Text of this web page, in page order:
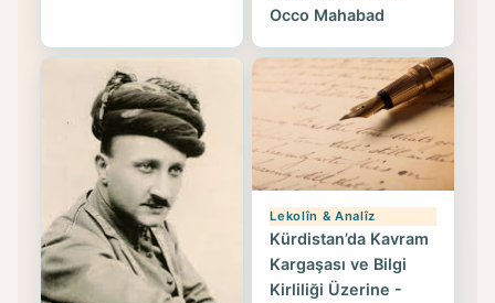
Occo Mahabad
Lekolîn & Analîz
Kürdistan’da Kavram
Kargaşası ve Bilgi
Kirliliği Üzerine -